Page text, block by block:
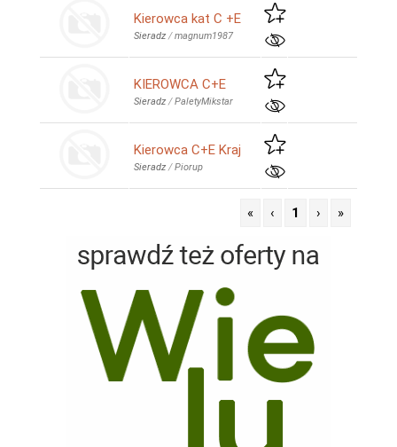
Kierowca kat C +E
Sieradz /magnum1987
KIEROWCA C+E
Sieradz /PaletyMikstar
Kierowca C+E Kraj
Sieradz /Piorup
« ‹ 1 › »